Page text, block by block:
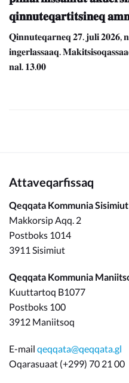
𝐪𝐢𝐧𝐧𝐮𝐭𝐞𝐪𝐚𝐫𝐭𝐢𝐭𝐬𝐢𝐧𝐞𝐪
𝐐𝐢𝐧𝐧𝐮𝐭𝐞𝐪𝐚𝐫𝐧𝐞𝐪 𝟐𝟕. 𝐣𝐮𝐥𝐢 𝟐𝟎𝟐𝟔,
𝐢𝐧𝐠𝐞𝐫𝐥𝐚𝐬𝐬𝐚𝐚𝐪.
𝐧𝐚𝐥. 𝟏𝟑.𝟎𝟎
Attaveqarfissaq
Qeqqata Kommunia Sisimiut
Makkorsip Aqq. 2
Postboks 1014
3911 Sisimiut
Qeqqata Kommunia
Kuuttartoq B1077
Postboks 100
3912 Maniitsoq
E-mail qeqqata@qeqqata.gl
Oqarasuaat (+299) 70 21 00